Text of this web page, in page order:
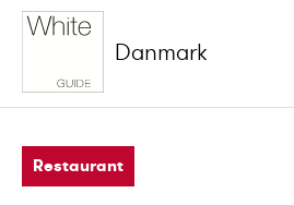
Danmark
Restaurant